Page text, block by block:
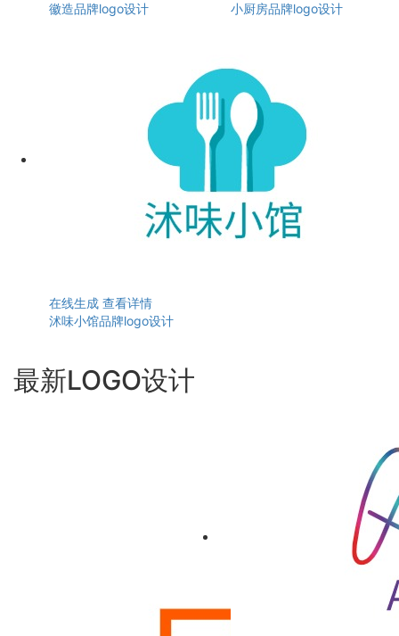
徽造品牌logo设计
小厨房品牌logo设计
在线生成 查看详情
沭味小馆品牌logo设计
最新LOGO设计